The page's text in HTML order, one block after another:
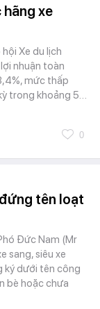
hãng xe
Xe du lịch
nhuận toàn
mức thấp
trong khoảng 5…
0
tên loạt
Đức Nam (Mr
sang, siêu xe
ký dưới tên công
bè hoặc chưa